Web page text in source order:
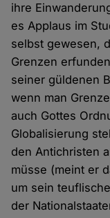
ihre
es Applaus im
selbst gewesen,
Grenzen
seiner güldenen
wenn man
auch Gottes
Globalisierung
den Antichristen
müsse (meint er
um sein
der